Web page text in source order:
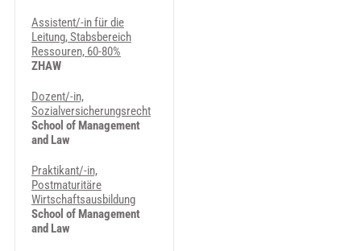
Assistent/-in für die
Leitung, Stabsbereich
Ressouren, 60-80%
ZHAW
Dozent/-in,
Sozialversicherungsrecht
School of Management
and Law
Praktikant/-in,
Postmaturitäre
Wirtschaftsausbildung
School of Management
and Law